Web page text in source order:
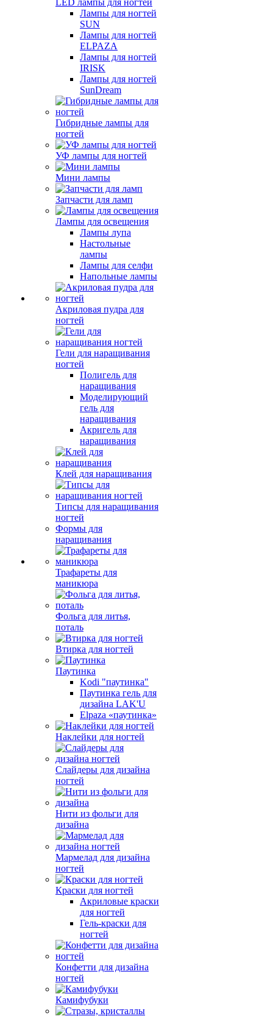
LED лампы для ногтей
Лампы для ногтей
SUN
Лампы для ногтей
ELPAZA
Лампы для ногтей
IRISK
Лампы для ногтей
SunDream
Гибридные лампы для
ногтей
УФ лампы для ногтей
Мини лампы
Запчасти для ламп
Лампы для освещения
Лампы лупа
Настольные
лампы
Лампы для селфи
Напольные лампы
Акриловая пудра для
ногтей
Гели для наращивания
ногтей
Полигель для
наращивания
Моделирующий
гель для
наращивания
Акригель для
наращивания
Клей для наращивания
Типсы для наращивания
ногтей
Формы для
наращивания
Трафареты для
маникюра
Фольга для литья,
поталь
Втирка для ногтей
Паутинка
Kodi "паутинка"
Паутинка гель для
дизайна LAK'U
Elpaza «паутинка»
Наклейки для ногтей
Слайдеры для дизайна
ногтей
Нити из фольги для
дизайна
Мармелад для дизайна
ногтей
Краски для ногтей
Акриловые краски
для ногтей
Гель-краски для
ногтей
Конфетти для дизайна
ногтей
Камифубуки